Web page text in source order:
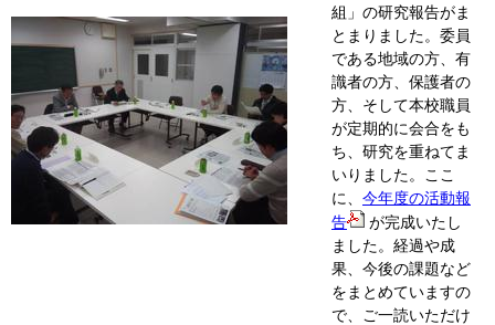
組」の研究報告がま
とまりました。委員
である地域の方、有
識者の方、保護者の
方、そして本校職員
が定期的に会合をも
ち、研究を重ねてま
いりました。ここ
に、 今年度の活動報
告
が完成いたし
ました。経過や成
果、今後の課題など
をまとめていますの
で、ご一読いただけ